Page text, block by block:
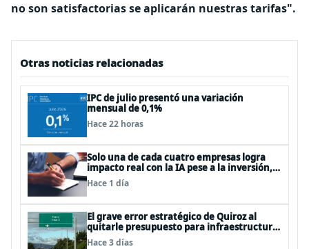
no son satisfactorias se aplicarán nuestras tarifas".
Otras noticias relacionadas
IPC de julio presentó una variación
mensual de 0,1%
Hace 22 horas
Solo una de cada cuatro empresas logra
impacto real con la IA pese a la inversión,
según el Foro Económico Mundial
Hace 1 día
El grave error estratégico de Quiroz al
quitarle presupuesto para infraestructura
vial del Biobío
Hace 3 días